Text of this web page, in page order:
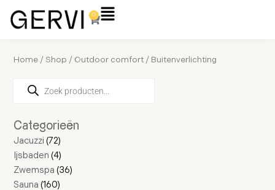
naar
0
Winkelwagen
Flyout
Home /Shop /Outdoor comfort / Buitenverlichting
zoeken
Categorieën
Jacuzzi 72
producten
Ijsbaden 4
producten
Zwemspa 36
producten
Sauna 160
producten
productenproducten
producten
producten
productenproducten
productenproducten
producten
producten
producten